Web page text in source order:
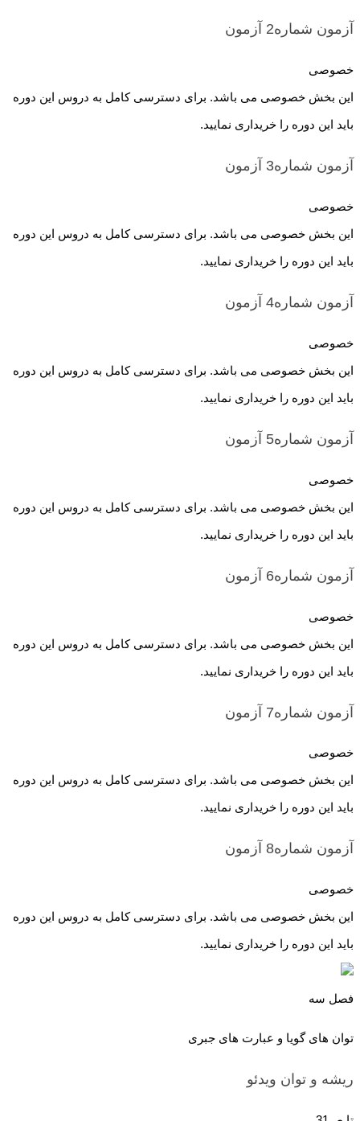
آزمون شماره2 آزمون
خصوصی
این بخش خصوصی می باشد. برای دسترسی کامل به دروس این دوره
باید این دوره را خریداری نمایید.
آزمون شماره3 آزمون
خصوصی
این بخش خصوصی می باشد. برای دسترسی کامل به دروس این دوره
باید این دوره را خریداری نمایید.
آزمون شماره4 آزمون
خصوصی
این بخش خصوصی می باشد. برای دسترسی کامل به دروس این دوره
باید این دوره را خریداری نمایید.
آزمون شماره5 آزمون
خصوصی
این بخش خصوصی می باشد. برای دسترسی کامل به دروس این دوره
باید این دوره را خریداری نمایید.
آزمون شماره6 آزمون
خصوصی
این بخش خصوصی می باشد. برای دسترسی کامل به دروس این دوره
باید این دوره را خریداری نمایید.
آزمون شماره7 آزمون
خصوصی
این بخش خصوصی می باشد. برای دسترسی کامل به دروس این دوره
باید این دوره را خریداری نمایید.
آزمون شماره8 آزمون
خصوصی
این بخش خصوصی می باشد. برای دسترسی کامل به دروس این دوره
باید این دوره را خریداری نمایید.
فصل سه
توان های گویا و عبارت های جبری
ریشه و توان ویدئو